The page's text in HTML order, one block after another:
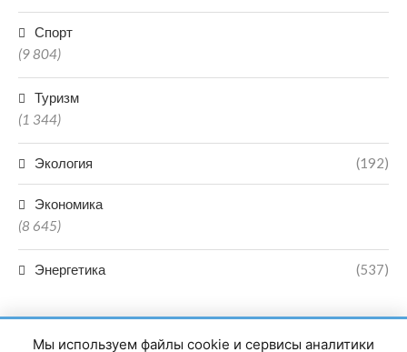
Спорт
(9 804)
Туризм
(1 344)
Экология (192)
Экономика
(8 645)
Энергетика (537)
Мы используем файлы cookie и сервисы аналитики